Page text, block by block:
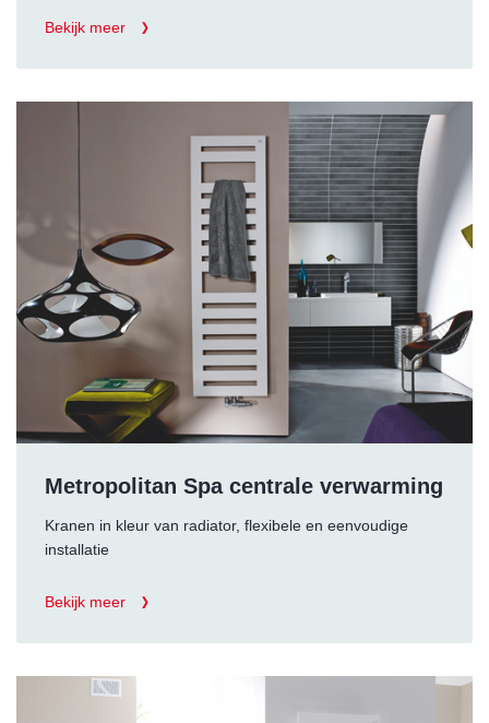
Bekijk meer
Metropolitan Spa centrale verwarming
Kranen in kleur van radiator, flexibele en eenvoudige
installatie
Bekijk meer